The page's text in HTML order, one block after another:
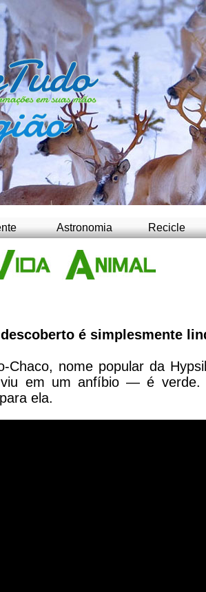
Astronomia Recicle
é simplesmente
Chaco, nome popular da
viu em um anfíbio — é
ela.